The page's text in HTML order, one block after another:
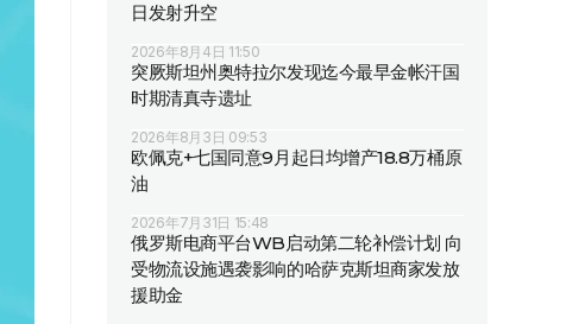
日发射升空
2026年8月4日 11:50
突厥斯坦州奥特拉尔发现迄今最早金帐汗国
时期清真寺遗址
2026年8月3日 09:53
欧佩克+七国同意9月起日均增产18.8万桶原
油
2026年7月31日 15:48
俄罗斯电商平台WB启动第二轮补偿计划 向
受物流设施遇袭影响的哈萨克斯坦商家发放
援助金